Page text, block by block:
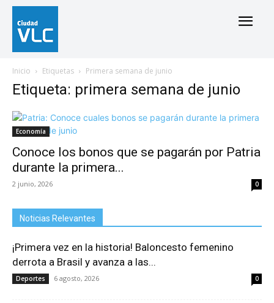
Inicio Etiquetas Primera semana de junio
Etiqueta: primera semana de junio
Economía
Conoce los bonos que se pagarán por Patria
durante la primera...
2 junio, 2026 0
Noticias Relevantes
¡Primera vez en la historia! Baloncesto femenino
derrota a Brasil y avanza a las...
Deportes 6 agosto, 2026 0